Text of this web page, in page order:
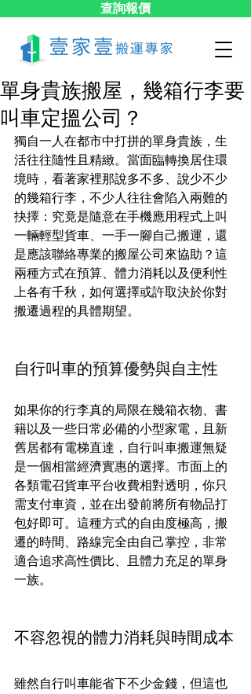
查詢報價
單身貴族搬屋，幾箱行李要
叫車定搵公司？
獨自一人在都市中打拼的單身貴族，生
活往往隨性且精緻。當面臨轉換居住環
境時，看著家裡那說多不多、說少不少
的幾箱行李，不少人往往會陷入兩難的
抉擇：究竟是隨意在手機應用程式上叫
一輛輕型貨車、一手一腳自己搬運，還
是應該聯絡專業的搬屋公司來協助？這
兩種方式在預算、體力消耗以及便利性
上各有千秋，如何選擇或許取決於你對
搬遷過程的具體期望。
自行叫車的預算優勢與自主性
如果你的行李真的局限在幾箱衣物、書
籍以及一些日常必備的小型家電，且新
舊居都有電梯直達，自行叫車搬運無疑
是一個相當經濟實惠的選擇。市面上的
各類電召貨車平台收費相對透明，你只
需支付車資，並在出發前將所有物品打
包好即可。這種方式的自由度極高，搬
遷的時間、路線完全由自己掌控，非常
適合追求高性價比、且體力充足的單身
一族。
不容忽視的體力消耗與時間成本
雖然自行叫車能省下不少金錢，但這也